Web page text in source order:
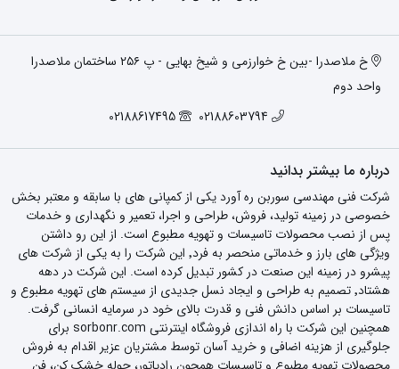
خ ملاصدرا -بین خ خوارزمی و شیخ بهایی - پ ۲۵۶ ساختمان ملاصدرا
واحد دوم
02188603794
02188617495
درباره ما بیشتر بدانید
شرکت فنی مهندسی سوربن ره آورد یکی از کمپانی های با سابقه و معتبر بخش
خصوصی در زمینه تولید، فروش، طراحی و اجرا، تعمیر و نگهداری و خدمات
پس از نصب محصولات تاسیسات و تهویه مطبوع است. از این رو داشتن
ویژگی های بارز و خدماتی منحصر به فرد٬ این شرکت را به یکی از شرکت های
پیشرو در زمینه این صنعت در کشور تبدیل کرده است. این شرکت در دهه
هشتاد٬ تصمیم به طراحی و ایجاد نسل جدیدی از سیستم های تهویه مطبوع و
تاسیسات بر اساس دانش فنی و قدرت بالای خود در سرمایه انسانی گرفت.
همچنین این شرکت با راه اندازی فروشگاه اینترنتی sorbonr.com برای
جلوگیری از هزینه اضافی و خرید آسان توسط مشتریان عزیر اقدام به فروش